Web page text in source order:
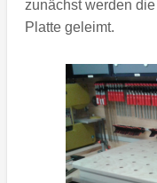
zunächst werden
Platte geleimt.